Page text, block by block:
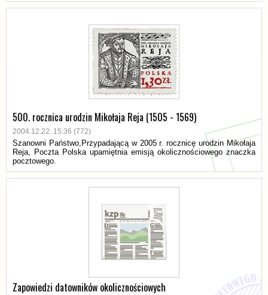
500. rocznica urodzin Mikołaja Reja (1505 - 1569)
2004.12.22. 15:36 (772)
Szanowni Państwo,Przypadającą w 2005 r. rocznicę urodzin Mikołaja
Reja, Poczta Polska upamiętnia emisją okolicznościowego znaczka
pocztowego.
Zapowiedzi datowników okolicznościowych